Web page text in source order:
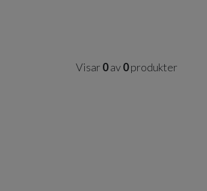
Visar 0av0produkter